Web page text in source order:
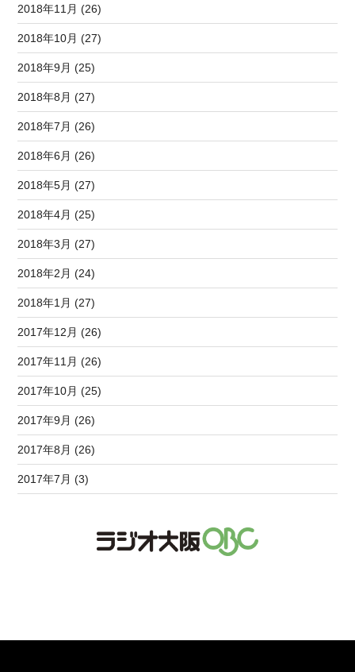
2018年11月 (26)
2018年10月 (27)
2018年9月 (25)
2018年8月 (27)
2018年7月 (26)
2018年6月 (26)
2018年5月 (27)
2018年4月 (25)
2018年3月 (27)
2018年2月 (24)
2018年1月 (27)
2017年12月 (26)
2017年11月 (26)
2017年10月 (25)
2017年9月 (26)
2017年8月 (26)
2017年7月 (3)